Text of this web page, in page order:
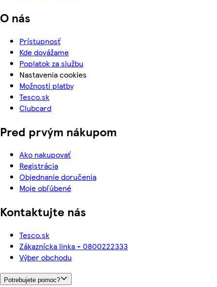
O nás
Prístupnosť
Kde dovážame
Poplatok za službu
Nastavenia cookies
Možnosti platby
Tesco.sk
Clubcard
Pred prvým nákupom
Ako nakupovať
Registrácia
Objednanie doručenia
Moje obľúbené
Kontaktujte nás
Tesco.sk
Zákaznícka linka - 0800222333
Výber obchodu
Potrebujete pomoc?